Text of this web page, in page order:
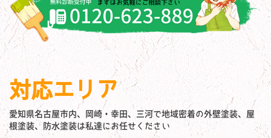
対応エリア
愛知県名古屋市内、岡崎・幸田、三河で地域密着の外壁塗装、屋
根塗装、防水塗装は私達にお任せください